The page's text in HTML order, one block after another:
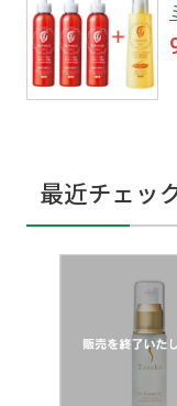
最近チェッ